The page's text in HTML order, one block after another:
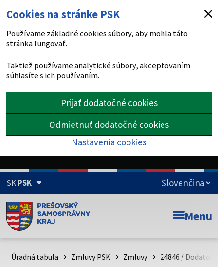
Cookies na stránke PSK
Používame základné cookies súbory, aby mohla táto
stránka fungovať.
Taktiež používame analytické súbory, akceptovaním
súhlasíte s ich používaním.
Prijať dodatočné cookies
Odmietnuť dodatočné cookies
Nastavenia cookies
SKPSK
Doména psk.sk je oficiálna
Toto je oficiálna webová stránka Prešovského
psk.sk.
Menu
Úradná tabuľa Zmluvy PSK Zmluvy 24846 / Dodatok